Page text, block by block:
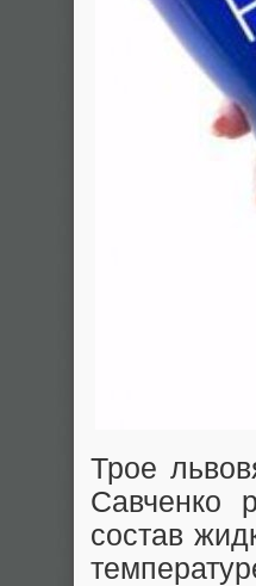
Трое
Савченко
состав